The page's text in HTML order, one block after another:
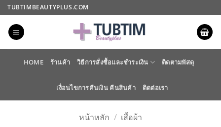
ข้าม
ไป
เนื้อหา
TUBTIMBEAUTYPLUS.COM
HOME ร้านค้า วิธีการสั่งซื้อและชำระเงิน ติดตามพัสดุ
เงื่อนไขการคืนเงิน คืนสินค้า ติดต่อเรา
หน้าหลัก / เสื้อผ้า